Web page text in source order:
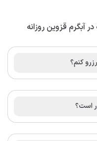
آبگرم قزوین روزانه
کنم؟
است؟